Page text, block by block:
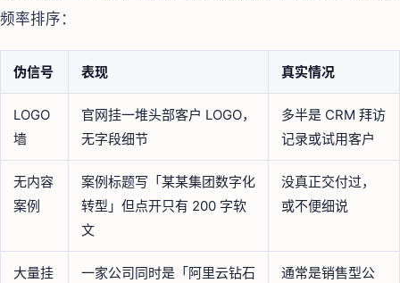
频率排序：
伪信号 表现 真实情况
LOGO
墙
官网挂一堆头部客户 LOGO，
无字段细节
多半是 CRM 拜访
记录或试用客户
无内容
案例
案例标题写「某某集团数字化
转型」但点开只有 200 字软
文
没真正交付过，
或不便细说
大量挂
一家公司同时是「阿里云钻石
通常是销售型公